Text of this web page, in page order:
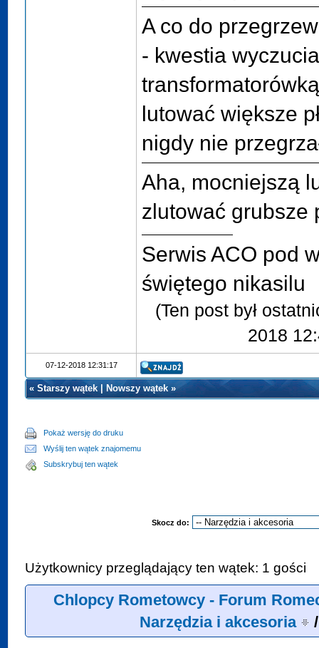
A co do
- kwestia
lutować większe
nigdy nie
Aha, mocniejszą
zlutować grubsze
Serwis ACO pod
świętego nikasilu
(Ten post był
2018
07-12-2018 12:31:17
«Starszy wątek Nowszy wątek»
Pokaż wersję do druku
Wyślij ten wątek znajomemu
Subskrybuj ten wątek
Skocz do:
Użytkownicy przeglądający ten wątek: 1 gości
Chlopcy Rometowcy - Forum
Narzędzia i akcesoria